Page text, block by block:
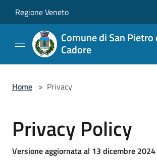
Regione Veneto
Comune di San Pietro
Cadore
Home > Privacy
Privacy Policy
Versione aggiornata al 13 dicembre 2024